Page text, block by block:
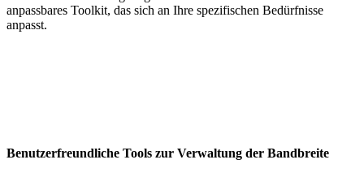
anpassbares Toolkit, das sich an Ihre spezifischen Bedürfnisse
anpasst.
Benutzerfreundliche Tools zur Verwaltung der Bandbreite